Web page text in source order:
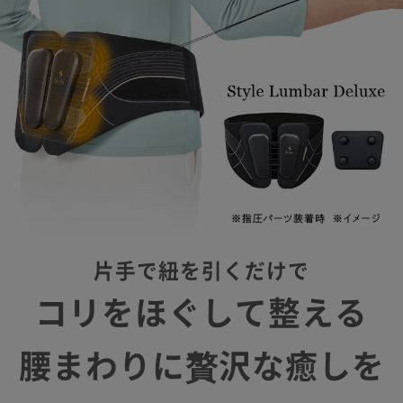
片手で紐を引くだけで
コリをほぐして整える
腰まわりに贅沢な癒しを